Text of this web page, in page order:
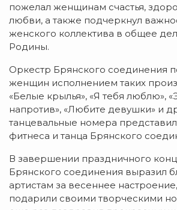
пожелал женщинам счастья,
любви, а также подчеркнул
женского коллектива в общее
Родины.
Оркестр Брянского соединения
женщин исполнением таких
«Белые крылья», «Я тебя люблю»,
напротив», «Любите девушки» и
танцевальные номера
фитнеса и танца Брянского
В завершении праздничного
Брянского соединения выразил
артистам за весеннее
подарили своими творческими